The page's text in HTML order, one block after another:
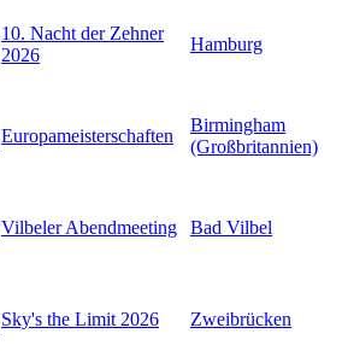
10. Nacht der Zehner
2026
Hamburg
Europameisterschaften
Birmingham
(Großbritannien)
Vilbeler Abendmeeting Bad Vilbel
Sky's the Limit 2026 Zweibrücken